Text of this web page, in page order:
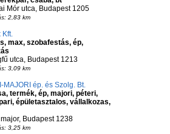
Mór utca, Budapest 1205
2,83 km
Kft.
max, szobafestás, ép,
utca, Budapest 1213
3,09 km
MAJORI ép. és Szolg. Bt.
termék, ép, majori, péteri,
épületasztalos, vállalkozas,
Budapest 1238
3,25 km